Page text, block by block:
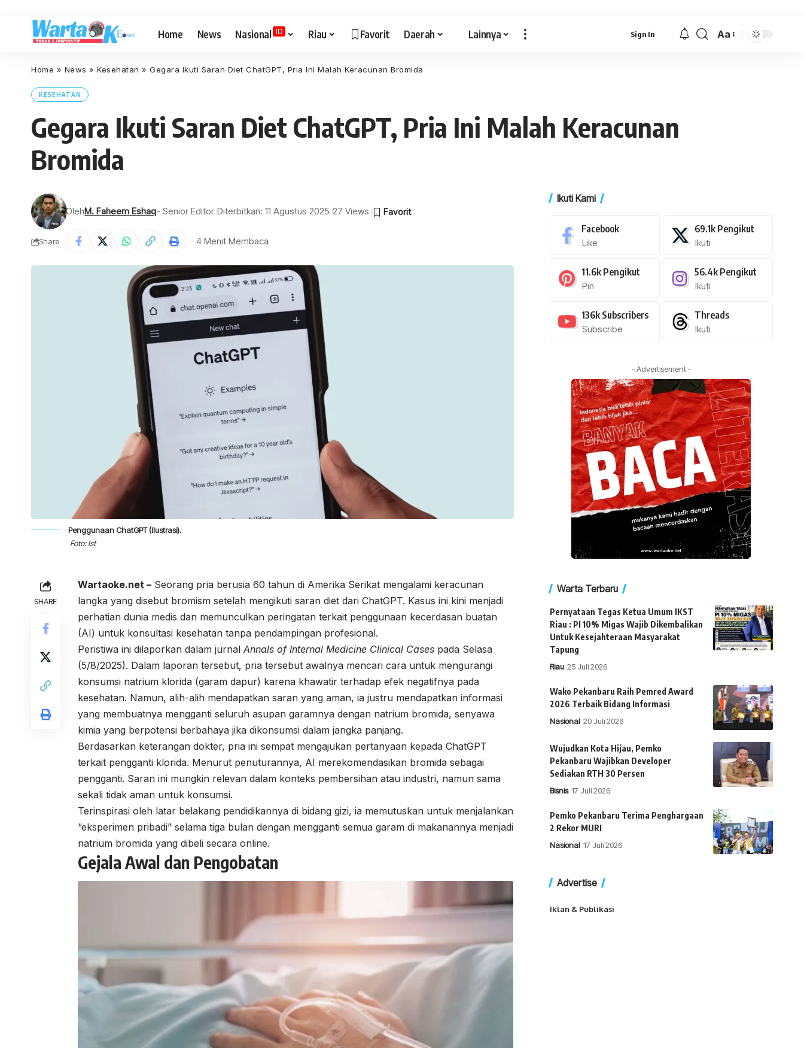
Home News Nasional ID Riau Favorit Daerah Lainnya Sign In
Font
Aa
Home » News » Kesehatan » Gegara Ikuti Saran Diet ChatGPT, Pria Ini Malah Keracunan Bromida
KESEHATAN
Gegara Ikuti Saran Diet ChatGPT, Pria Ini Malah Keracunan
Bromida
OlehM. Faheem Eshaq- Senior Editor Diterbitkan: 11 Agustus 2025 27 Views
Share 4 Menit Membaca
Penggunaan ChatGPT (Ilustrasi).
Foto: Ist
SHARE
Wartaoke.net – Seorang pria berusia 60 tahun di Amerika Serikat mengalami keracunan
langka yang disebut bromism setelah mengikuti saran diet dari ChatGPT. Kasus ini kini menjadi
perhatian dunia medis dan memunculkan peringatan terkait penggunaan kecerdasan buatan
(AI) untuk konsultasi kesehatan tanpa pendampingan profesional.
Peristiwa ini dilaporkan dalam jurnal Annals of Internal Medicine Clinical Cases pada Selasa
(5/8/2025). Dalam laporan tersebut, pria tersebut awalnya mencari cara untuk mengurangi
konsumsi natrium klorida (garam dapur) karena khawatir terhadap efek negatifnya pada
kesehatan. Namun, alih-alih mendapatkan saran yang aman, ia justru mendapatkan informasi
yang membuatnya mengganti seluruh asupan garamnya dengan natrium bromida, senyawa
kimia yang berpotensi berbahaya jika dikonsumsi dalam jangka panjang.
Berdasarkan keterangan dokter, pria ini sempat mengajukan pertanyaan kepada ChatGPT
terkait pengganti klorida. Menurut penuturannya, AI merekomendasikan bromida sebagai
pengganti. Saran ini mungkin relevan dalam konteks pembersihan atau industri, namun sama
sekali tidak aman untuk konsumsi.
Terinspirasi oleh latar belakang pendidikannya di bidang gizi, ia memutuskan untuk menjalankan
“eksperimen pribadi” selama tiga bulan dengan mengganti semua garam di makanannya menjadi
natrium bromida yang dibeli secara online.
Gejala Awal dan Pengobatan
Ikuti Kami
Facebook
Like
69.1k Pengikut
Ikuti
11.6k Pengikut
Pin
56.4k Pengikut
Ikuti
136k Subscribers
Subscribe
Threads
Ikuti
- Advertisement -
Warta Terbaru
Pernyataan Tegas Ketua Umum IKST
Riau : PI 10% Migas Wajib Dikembalikan
Untuk Kesejahteraan Masyarakat
Tapung
Riau 25 Juli 2026
Wako Pekanbaru Raih Pemred Award
2026 Terbaik Bidang Informasi
Nasional 20 Juli 2026
Wujudkan Kota Hijau, Pemko
Pekanbaru Wajibkan Developer
Sediakan RTH 30 Persen
Bisnis 17 Juli 2026
Pemko Pekanbaru Terima Penghargaan
2 Rekor MURI
Nasional 17 Juli 2026
Advertise
Iklan & Publikasi